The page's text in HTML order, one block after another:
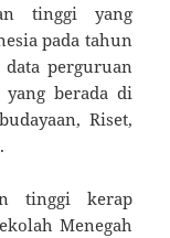
tinggi yang
pada tahun
perguruan
berada di
Riset,
tinggi kerap
Menegah